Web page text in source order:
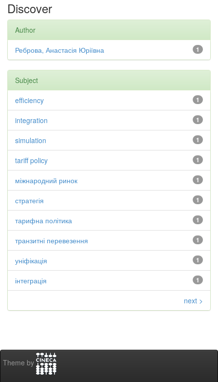
Discover
Author
1
Реброва, Анастасія Юріївна
Subject
1
efficiency
1
integration
1
simulation
1
tariff policy
1
міжнародний ринок
1
стратегія
1
тарифна політика
1
транзитні перевезення
1
уніфікація
1
інтеграція
next >
Theme by